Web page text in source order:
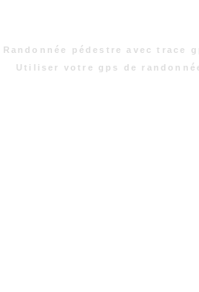
Randonnée pédestre avec trace
Utiliser votre gps de